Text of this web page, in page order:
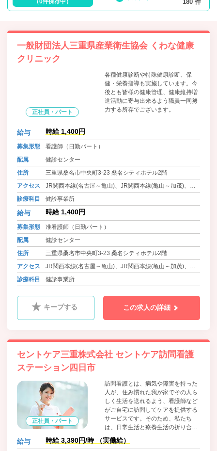
（0件保存中）
180 件
一般財団法人三重県産業衛生協会 くわな健康
クリニック
正社員・パート
各種健康診断や特殊健康診断、保
健・栄養指導も実施しています。今
後とも皆様の健康管理、健康維持増
進活動に寄与出来るよう職員一同努
力する所存でございます。
給与 時給 1,400円
募集形態
看護師（日勤パート）
配属
健診センター
住所
三重県桑名市中央町3-23 桑名シティホテル2階
アクセス
JR関西本線(名古屋～亀山)、JR関西本線(亀山～加茂)、近
鉄名古屋線、養老鉄道養老線 桑名駅 徒歩5分
診療科目 健診事業所
給与 時給 1,400円
募集形態
准看護師（日勤パート）
配属
健診センター
住所
三重県桑名市中央町3-23 桑名シティホテル2階
アクセス
JR関西本線(名古屋～亀山)、JR関西本線(亀山～加茂)、近
鉄名古屋線、養老鉄道養老線 桑名駅 徒歩5分
診療科目 健診事業所
キープする この求人の詳細
セントケア三重株式会社 セントケア訪問看護
ステーション四日市
正社員・パート
訪問看護とは、病気や障害を持った
人が、住み慣れた我が家でその人ら
しく生活を送れるよう、看護師など
がご自宅に訪問してケアを提供する
サービスです。そのため、私たち
は、日常生活と療養生活の折り合い
を見つけながら、その人らしく過ご
せる形を、お客様やご家族様と共に
給与 時給 3,390円/時 （実働給）